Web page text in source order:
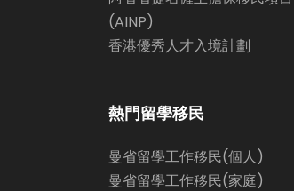
(AINP)
香港優秀人才入境計劃
熱門留學移民
曼省留學工作移民(個人)
曼省留學工作移民(家庭)